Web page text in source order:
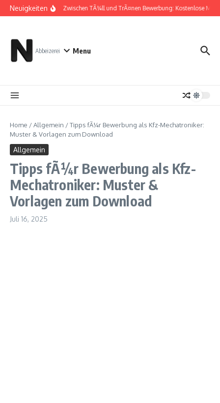
Zum Inhalt springen
Neuigkeiten Zwischen TÃ¼ll und TrÃ¤nen Bewerbung: Kostenlose
Abbeizerei Menu
Home /Allgemein /Tipps fÃ¼r Bewerbung als Kfz-Mechatroniker:
Muster & Vorlagen zum Download
Allgemein
Tipps fÃ¼r Bewerbung als Kfz-
Mechatroniker: Muster &
Vorlagen zum Download
Juli 16, 2025